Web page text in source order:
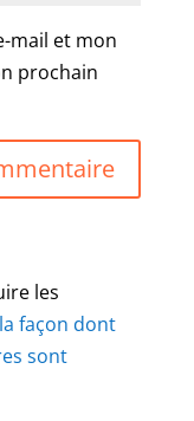
mail et mon
prochain
les
façon dont
sont